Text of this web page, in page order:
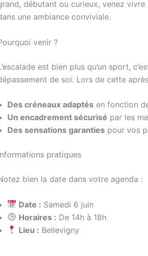
débutant ou curieux, venez
une ambiance conviviale.
venir ?
est bien plus qu’un sport,
de soi. Lors de cette
Des créneaux adaptés en fonction
Un encadrement sécurisé par les
Des sensations garanties pour vos
pratiques
bien la date dans votre agenda :
Date : Samedi 6 juin
Horaires : De 14h à 18h
Lieu : Bellevigny